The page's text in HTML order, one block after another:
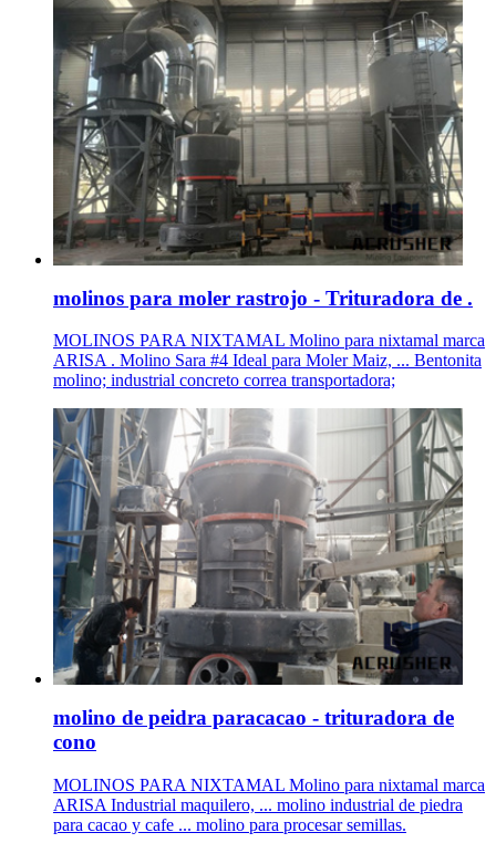
molinos para moler rastrojo - Trituradora de .
MOLINOS PARA NIXTAMAL Molino para nixtamal marca
ARISA . Molino Sara #4 Ideal para Moler Maiz, ... Bentonita
molino; industrial concreto correa transportadora;
molino de peidra paracacao - trituradora de
cono
MOLINOS PARA NIXTAMAL Molino para nixtamal marca
ARISA Industrial maquilero, ... molino industrial de piedra
para cacao y cafe ... molino para procesar semillas.